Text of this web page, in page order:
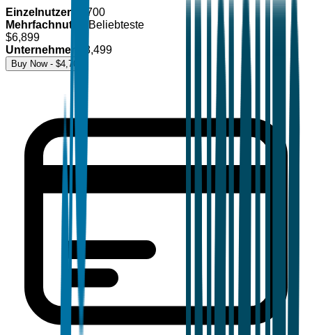
Einzelnutzer
4,700
Mehrfachnutzer
Beliebteste
$6,899
Unternehmen
8,499
Buy Now - $4,700